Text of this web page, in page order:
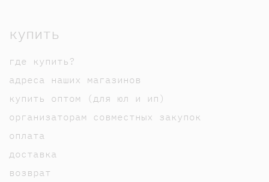
купить
где купить?
адреса наших магазинов
купить оптом (для юл и ип)
организаторам совместных закупок
оплата
доставка
возврат